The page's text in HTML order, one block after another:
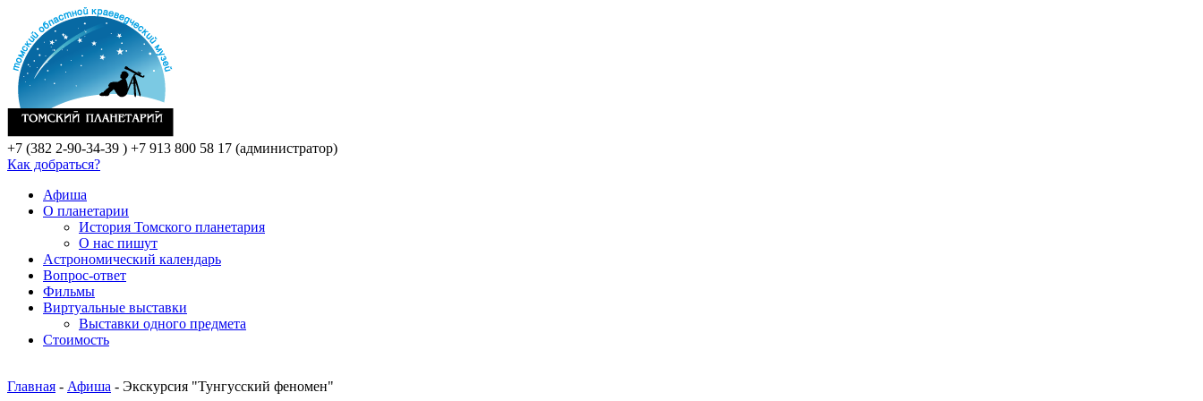
+7 (382 2-90-34-39 ) +7 913 800 58 17 (администратор)
Как добраться?
Афиша
О планетарии
История Томского планетария
О нас пишут
Астрономический календарь
Вопрос-ответ
Фильмы
Виртуальные выставки
Выставки одного предмета
Стоимость
Главная - Афиша - Экскурсия "Тунгусский феномен"